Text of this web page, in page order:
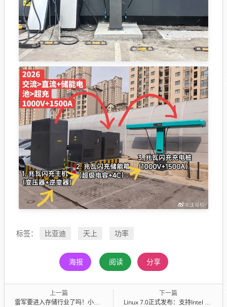
标签： 比亚迪 天上 功率
海报 阅读 分享
上一篇
雷军要进入存储行业了吗！小米申请“小米智能存储”商标 网友喊话把价格打下来
下一篇
Linux 7.0正式发布：支持Intel Nova Lake和AMD Zen 6、功能大幅扩展